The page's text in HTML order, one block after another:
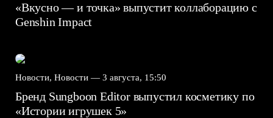
«Вкусно — и точка» выпустит коллаборацию с
Genshin Impact⁠⁠
Новости, Новости — 3 августа, 15:50
Бренд Sungboon Editor выпустил косметику по
«Истории игрушек 5»